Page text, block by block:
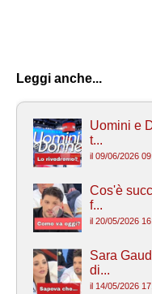
Leggi anche...
Uomini e
t...
il 09/06/2026
Cos'è
f...
il 20/05/2026
Sara
di...
il 14/05/2026